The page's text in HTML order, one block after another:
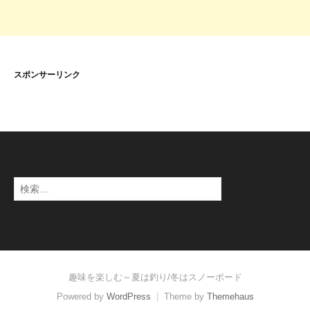
スポンサーリンク
検
索
趣味を楽しむ～夏は釣り/冬はスノーボード
Powered by WordPress Theme by Themehaus